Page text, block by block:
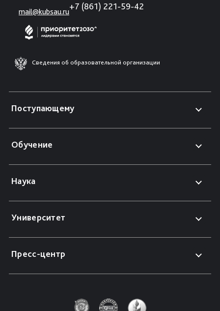
mail@kubsau.ru
+7 (861) 221-59-42
Сведения об образовательной организации
Поступающему
Обучение
Наука
Университет
Пресс-центр